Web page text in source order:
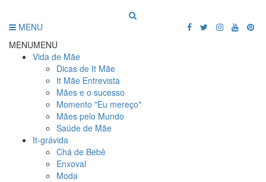
MENU
MENUMENU
Vida de Mãe
Dicas de It Mãe
It Mãe Entrevista
Mães e o sucesso
Momento "Eu mereço"
Mães pelo Mundo
Saúde de Mãe
It-grávida
Chá de Bebê
Enxoval
Moda